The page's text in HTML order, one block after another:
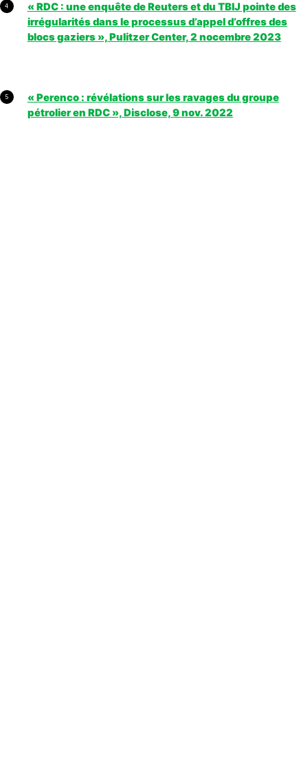
4
« RDC : une enquête de Reuters et du TBIJ pointe des
irrégularités dans le processus d’appel d’offres des
blocs gaziers », Pulitzer Center, 2 nocembre 2023
5
« Perenco : révélations sur les ravages du groupe
pétrolier en RDC », Disclose, 9 nov. 2022